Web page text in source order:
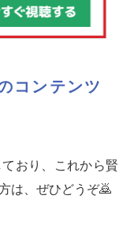
コンテンツ
おり、これから賢
は、ぜひどうぞ🙇‍